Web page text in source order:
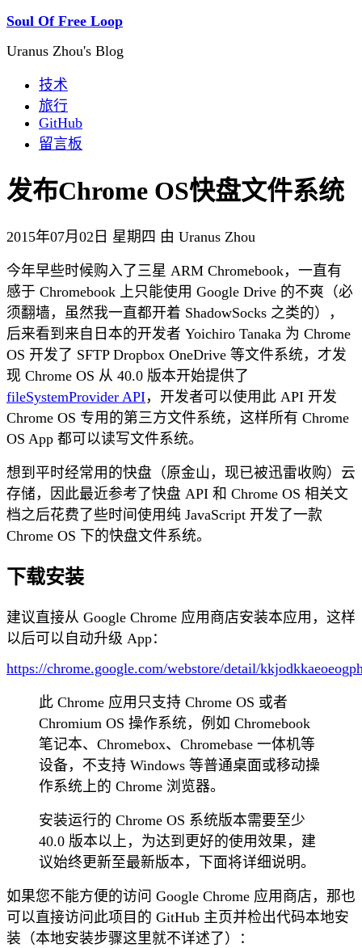
Soul Of Free Loop
Uranus Zhou's Blog
技术
旅行
GitHub
留言板
发布Chrome OS快盘文件系统
2015年07月02日 星期四 由 Uranus Zhou
今年早些时候购入了三星 ARM Chromebook，一直有
感于 Chromebook 上只能使用 Google Drive 的不爽（必
须翻墙，虽然我一直都开着 ShadowSocks 之类的），
后来看到来自日本的开发者 Yoichiro Tanaka 为 Chrome
OS 开发了 SFTP Dropbox OneDrive 等文件系统，才发
现 Chrome OS 从 40.0 版本开始提供了
fileSystemProvider API，开发者可以使用此 API 开发
Chrome OS 专用的第三方文件系统，这样所有 Chrome
OS App 都可以读写文件系统。
想到平时经常用的快盘（原金山，现已被迅雷收购）云
存储，因此最近参考了快盘 API 和 Chrome OS 相关文
档之后花费了些时间使用纯 JavaScript 开发了一款
Chrome OS 下的快盘文件系统。
下载安装
建议直接从 Google Chrome 应用商店安装本应用，这样
以后可以自动升级 App：
https://chrome.google.com/webstore/detail/
此 Chrome 应用只支持 Chrome OS 或者
Chromium OS 操作系统，例如 Chromebook
笔记本、Chromebox、Chromebase 一体机等
设备，不支持 Windows 等普通桌面或移动操
作系统上的 Chrome 浏览器。
安装运行的 Chrome OS 系统版本需要至少
40.0 版本以上，为达到更好的使用效果，建
议始终更新至最新版本，下面将详细说明。
如果您不能方便的访问 Google Chrome 应用商店，那也
可以直接访问此项目的 GitHub 主页并检出代码本地安
装（本地安装步骤这里就不详述了）：